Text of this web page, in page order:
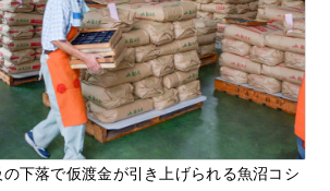
下落で仮渡金が引き上げられる魚沼コシ